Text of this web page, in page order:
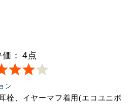
： 4点
ン
栓、イヤーマフ着用(エコユニボ